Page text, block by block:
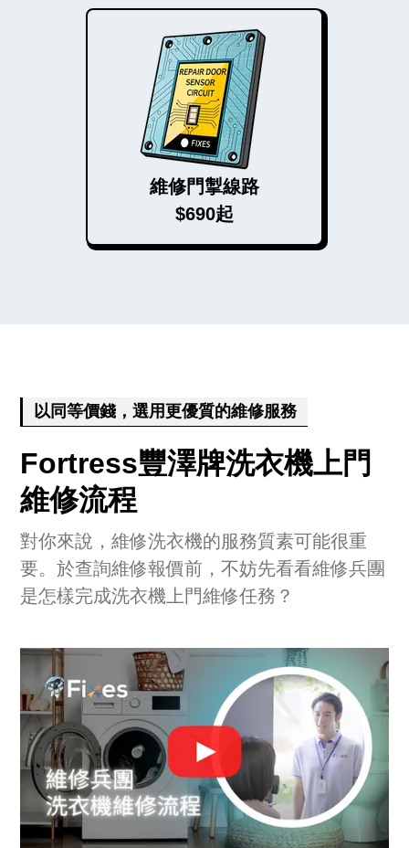
維修門掣線路
$690起
以同等價錢，選用更優質的維修服務
Fortress豐澤牌洗衣機上門
維修流程
對你來說，維修洗衣機的服務質素可能很重
要。於查詢維修報價前，不妨先看看維修兵團
是怎樣完成洗衣機上門維修任務？